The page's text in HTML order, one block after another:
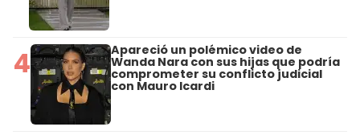
4 Apareció un polémico video de
Wanda Nara con sus hijas que podría
comprometer su conflicto judicial
con Mauro Icardi